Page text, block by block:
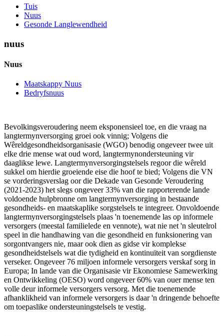
Tuis
Nuus
Gesonde Langlewendheid
nuus
Nuus
Maatskappy Nuus
Bedryfsnuus
Bevolkingsveroudering neem eksponensieel toe, en die vraag na
langtermynversorging groei ook vinnig; Volgens die
Wêreldgesondheidsorganisasie (WGO) benodig ongeveer twee uit
elke drie mense wat oud word, langtermynondersteuning vir
daaglikse lewe. Langtermynversorgingstelsels regoor die wêreld
sukkel om hierdie groeiende eise die hoof te bied; Volgens die VN
se vorderingsverslag oor die Dekade van Gesonde Veroudering
(2021-2023) het slegs ongeveer 33% van die rapporterende lande
voldoende hulpbronne om langtermynversorging in bestaande
gesondheids- en maatskaplike sorgstelsels te integreer. Onvoldoende
langtermynversorgingstelsels plaas 'n toenemende las op informele
versorgers (meestal familielede en vennote), wat nie net 'n sleutelrol
speel in die handhawing van die gesondheid en funksionering van
sorgontvangers nie, maar ook dien as gidse vir komplekse
gesondheidstelsels wat die tydigheid en kontinuïteit van sorgdienste
verseker. Ongeveer 76 miljoen informele versorgers verskaf sorg in
Europa; In lande van die Organisasie vir Ekonomiese Samewerking
en Ontwikkeling (OESO) word ongeveer 60% van ouer mense ten
volle deur informele versorgers versorg. Met die toenemende
afhanklikheid van informele versorgers is daar 'n dringende behoefte
om toepaslike ondersteuningstelsels te vestig.